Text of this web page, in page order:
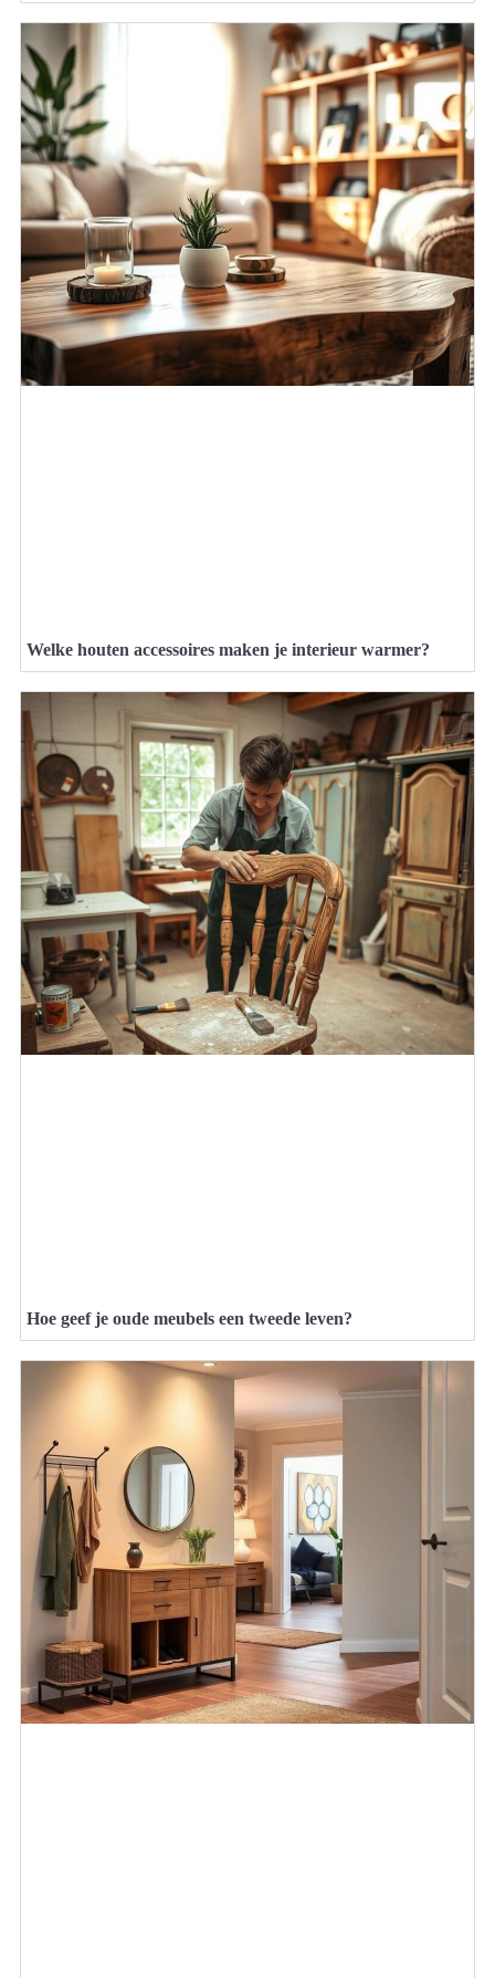
Welke houten accessoires maken je interieur warmer?
Hoe geef je oude meubels een tweede leven?